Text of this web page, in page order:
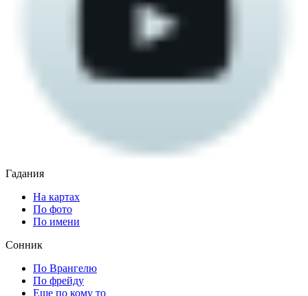
Гадания
На картах
По фото
По имени
Сонник
По Врангелю
По фрейду
Еще по кому то